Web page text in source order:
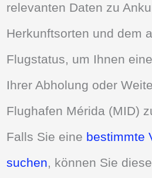
relevanten Daten zu
Herkunftsorten und dem
Flugstatus, um Ihnen
Ihrer Abholung oder
Flughafen Mérida (MID)
Falls Sie eine bestimmte
suchen, können Sie